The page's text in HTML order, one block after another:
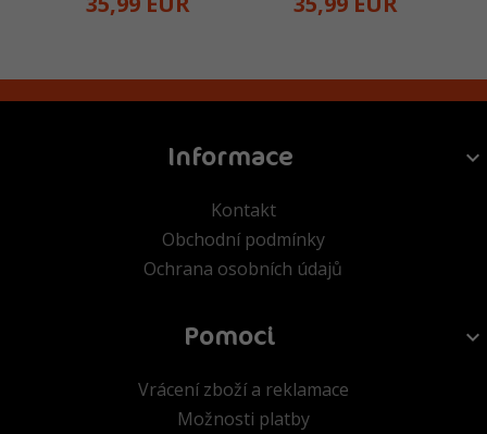
Informace
Kontakt
Obchodní podmínky
Ochrana osobních údajů
Pomoci
Vrácení zboží a reklamace
Možnosti platby